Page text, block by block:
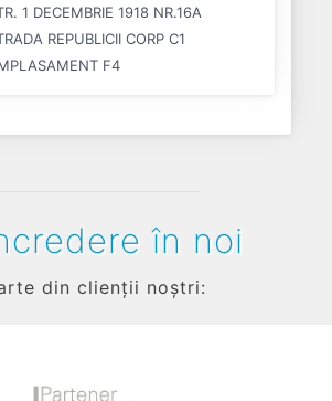
1 DECEMBRIE 1918 NR.16A
REPUBLICII CORP C1
F4
în noi
din clienții noștri: